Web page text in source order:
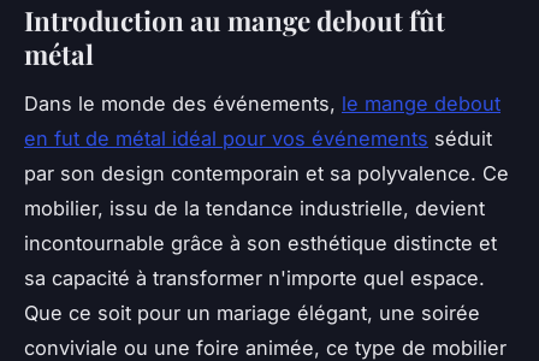
Introduction au mange debout fût
métal
Dans le monde des événements, le mange debout
en fut de métal idéal pour vos événements séduit
par son design contemporain et sa polyvalence. Ce
mobilier, issu de la tendance industrielle, devient
incontournable grâce à son esthétique distincte et
sa capacité à transformer n'importe quel espace.
Que ce soit pour un mariage élégant, une soirée
conviviale ou une foire animée, ce type de mobilier